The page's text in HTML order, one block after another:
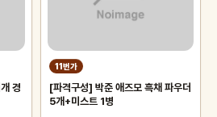
경
11번가
[파격구성] 박준 애즈모 흑채 파우더
5개+미스트 1병